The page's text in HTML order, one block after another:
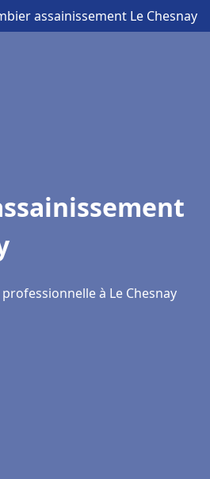
assainissement Le Chesnay
à Le Chesnay